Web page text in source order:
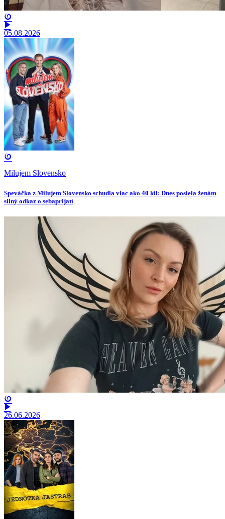
05.08.2026
Milujem Slovensko
Speváčka z Milujem Slovensko schudla viac ako 40 kíl: Dnes posiela ženám
silný odkaz o sebaprijatí
26.06.2026